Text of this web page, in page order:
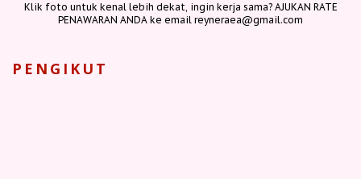
Klik foto untuk kenal lebih dekat, ingin kerja sama? AJUKAN RATE
PENAWARAN ANDA ke email reyneraea@gmail.com
PENGIKUT